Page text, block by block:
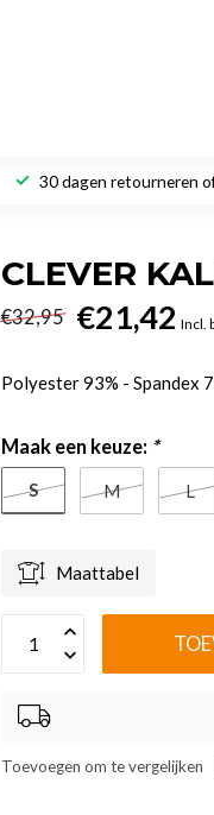
30 dagen retourneren
CLEVER
€32,95 €21,42 Incl.
Polyester 93% - Spandex
Maak een keuze: *
S M L
Maattabel
Toevoegen om te vergelijken